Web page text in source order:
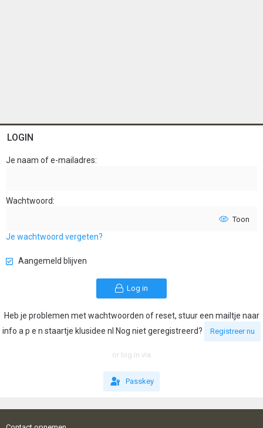
LOGIN
Je naam of e-mailadres
Wachtwoord
Toon
Je wachtwoord vergeten?
Aangemeld blijven
Log in
Heb je problemen met wachtwoorden of reset, stuur een mailtje naar
info a p e n staartje klusidee nl Nog niet geregistreerd?
Registreer nu
or log in via
Passkey